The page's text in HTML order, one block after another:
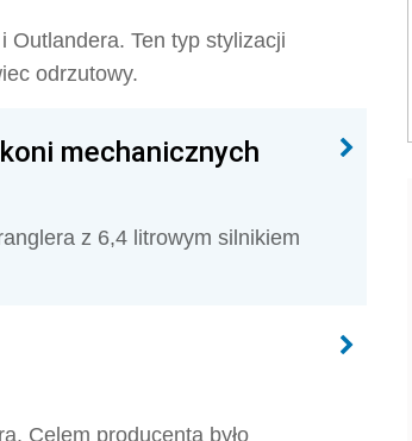
Outlandera. Ten typ stylizacji
odrzutowy.
mechanicznych
z 6,4 litrowym silnikiem
Celem producenta było